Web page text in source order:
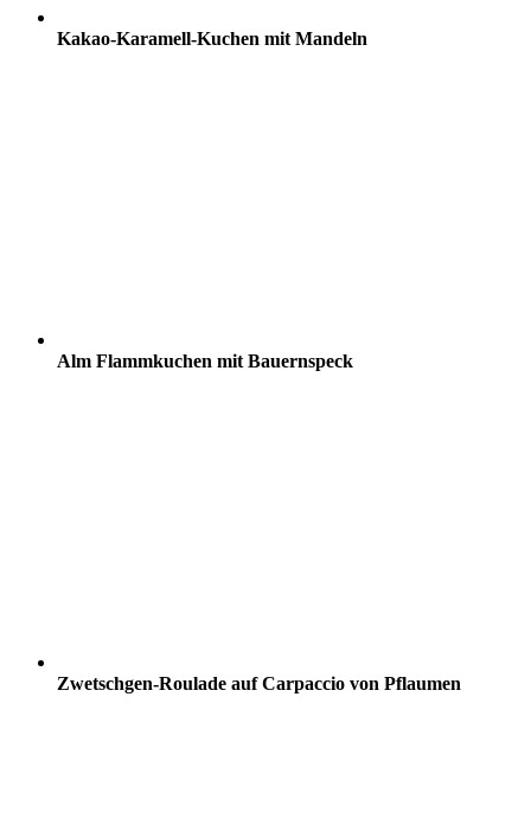
Kakao-Karamell-Kuchen mit Mandeln
Alm Flammkuchen mit Bauernspeck
Zwetschgen-Roulade auf Carpaccio von Pflaumen